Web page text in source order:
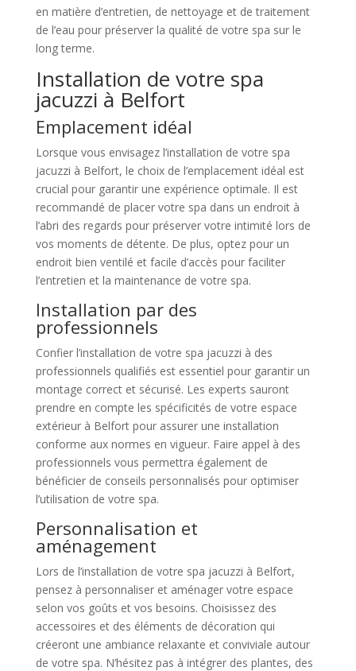
en matière d’entretien, de nettoyage et de traitement
de l’eau pour préserver la qualité de votre spa sur le
long terme.
Installation de votre spa
jacuzzi à Belfort
Emplacement idéal
Lorsque vous envisagez l’installation de votre spa
jacuzzi à Belfort, le choix de l’emplacement idéal est
crucial pour garantir une expérience optimale. Il est
recommandé de placer votre spa dans un endroit à
l’abri des regards pour préserver votre intimité lors de
vos moments de détente. De plus, optez pour un
endroit bien ventilé et facile d’accès pour faciliter
l’entretien et la maintenance de votre spa.
Installation par des
professionnels
Confier l’installation de votre spa jacuzzi à des
professionnels qualifiés est essentiel pour garantir un
montage correct et sécurisé. Les experts sauront
prendre en compte les spécificités de votre espace
extérieur à Belfort pour assurer une installation
conforme aux normes en vigueur. Faire appel à des
professionnels vous permettra également de
bénéficier de conseils personnalisés pour optimiser
l’utilisation de votre spa.
Personnalisation et
aménagement
Lors de l’installation de votre spa jacuzzi à Belfort,
pensez à personnaliser et aménager votre espace
selon vos goûts et vos besoins. Choisissez des
accessoires et des éléments de décoration qui
créeront une ambiance relaxante et conviviale autour
de votre spa. N’hésitez pas à intégrer des plantes, des